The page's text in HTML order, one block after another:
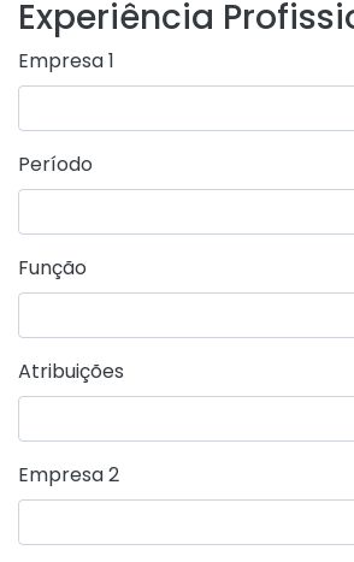
Experiência
Empresa 1
Período
Função
Atribuições
Empresa 2